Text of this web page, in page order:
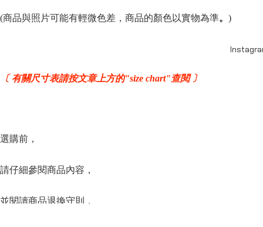
(商品與照片可能有輕微色差，商品的顏色以實物為準。 )
〔 有關尺寸表請按文章上方的"size chart"查閱 〕
選購前，
請仔細參閱商品內容，
並閱讀商品退換守則，